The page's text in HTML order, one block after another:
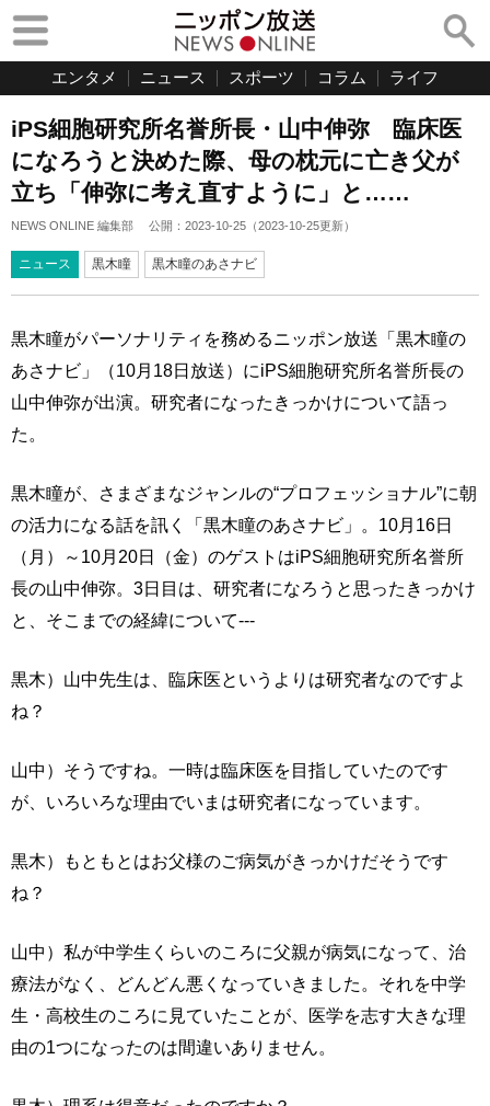
エンタメ ニュース スポーツ コラム ライフ
iPS細胞研究所名誉所長・山中伸弥 臨床医
になろうと決めた際、母の枕元に亡き父が
立ち「伸弥に考え直すように」と……
NEWS ONLINE 編集部 公開： 2023-10-25 （2023-10-25更新）
ニュース 黒木瞳 黒木瞳のあさナビ
黒木瞳がパーソナリティを務めるニッポン放送「黒木瞳の
あさナビ」（10月18日放送）にiPS細胞研究所名誉所長の
山中伸弥が出演。研究者になったきっかけについて語っ
た。
黒木瞳が、さまざまなジャンルの“プロフェッショナル”に朝
の活力になる話を訊く「黒木瞳のあさナビ」。10月16日
（月）～10月20日（金）のゲストはiPS細胞研究所名誉所
長の山中伸弥。3日目は、研究者になろうと思ったきっかけ
と、そこまでの経緯について---
黒木）山中先生は、臨床医というよりは研究者なのですよ
ね？
山中）そうですね。一時は臨床医を目指していたのです
が、いろいろな理由でいまは研究者になっています。
黒木）もともとはお父様のご病気がきっかけだそうです
ね？
山中）私が中学生くらいのころに父親が病気になって、治
療法がなく、どんどん悪くなっていきました。それを中学
生・高校生のころに見ていたことが、医学を志す大きな理
由の1つになったのは間違いありません。